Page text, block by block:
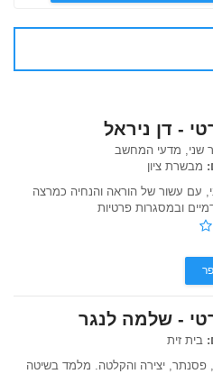
- דן ניראל
שני, מדעי המחשב
מבשרת ציון
עם עשור של הוראה והנחיה כמרצה
ובמסגרות פרטיות
- שלמה לנגר
בית זית
פסנתר, יצירה והקלטה. מלמד בשיטה